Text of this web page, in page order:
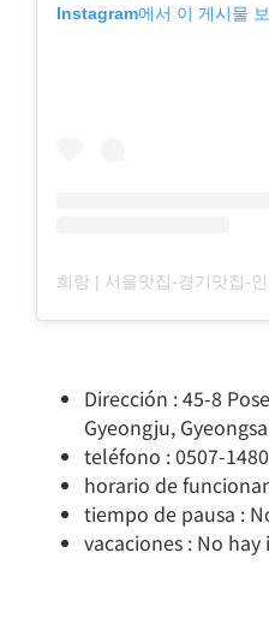
Instagram에서 이 게시물
Dirección : 45-8
Gyeongju,
teléfono : 0507-
horario de
tiempo de pausa :
vacaciones : No